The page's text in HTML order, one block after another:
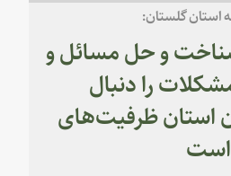
استان گلستان:
و حل مسائل و
را دنبال
استان ظرفیت‌های
است